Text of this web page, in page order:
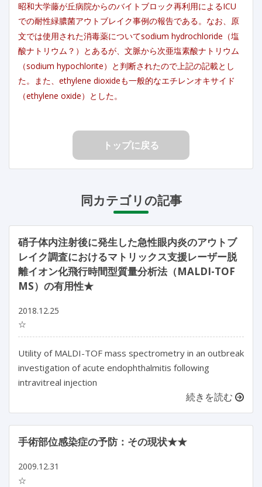
昭和大学藤が丘病院からのバイトブロック再利用によるICU
での耐性緑膿菌アウトブレイク事例の報告である。なお、原
文では使用された消毒薬についてsodium hydrochloride（塩
酸ナトリウム？）とあるが、文脈から次亜塩素酸ナトリウム
（sodium hypochlorite）と判断されたので上記の記載とし
た。また、ethylene dioxideも一般的なエチレンオキサイド
（ethylene oxide）とした。
トップに戻る
同カテゴリの記事
硝子体内注射後に発生した急性眼内炎のアウトブ
レイク調査におけるマトリックス支援レーザー脱
離イオン化飛行時間型質量分析法（MALDI-TOF
MS）の有用性★
2018.12.25
☆
Utility of MALDI-TOF mass spectrometry in an outbreak
investigation of acute endophthalmitis following
intravitreal injection
続きを読む
手術部位感染症の予防：その現状★★
2009.12.31
☆